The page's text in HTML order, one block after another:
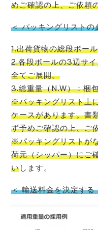
めご確認の上、ご依頼
＜ パッキングリストの
1.出荷貨物の総段ボー
2.各段ボールの3辺サ
全てご展開。
3.総重量（N.W）：梱
※パッキングリスト上
ケースがあります。書
ず予めご確認の上、ご
※パッキングリストが
荷元（シッパー）にご
いします。
＜ 輸送料金を決定す